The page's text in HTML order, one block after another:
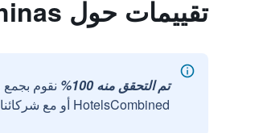
تقييمات حول Aghinas
تم التحقق منه 100%
نقوم
HotelsCombined أو مع شركائنا الخارجيين الموثوقين.